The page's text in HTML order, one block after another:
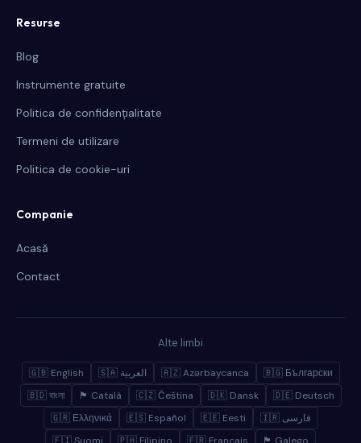
Resurse
Blog
Instrumente gratuite
Politica de confidențialitate
Termeni de utilizare
Politica de cookie-uri
Companie
Acasă
Contact
Alte limbi
🇬🇧 English 🇸🇦 العربية 🇦🇿 Azərbaycanca
🇧🇬 Български
🇧🇩 বাংলা
🏴 Català 🇨🇿 Čeština 🇩🇰 Dansk
🇩🇪 Deutsch
🇬🇷 Ελληνικά
🇪🇸 Español 🇪🇪 Eesti
🇮🇷 فارسی